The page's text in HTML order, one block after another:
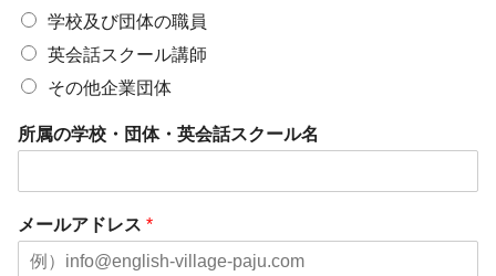
学校及び団体の職員
英会話スクール講師
その他企業団体
所属の学校・団体・英会話スクール名
メールアドレス *